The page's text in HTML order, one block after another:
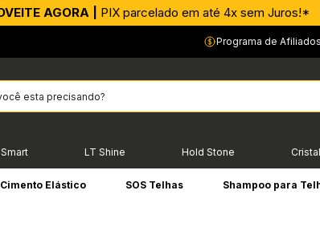
CONFIA! |Faça uma renda extra conosco!*
Programa de
Smart LT Shine Hold Stone Cristal
Cimento Elástico SOS Telhas Shampoo para